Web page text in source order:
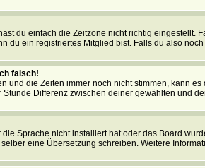
du einfach die Zeitzone nicht richtig
du ein registriertes Mitglied bist. Falls du also
falsch!
und die Zeiten immer noch nicht stimmen, kann
Differenz zwischen deiner gewählten und
Sprache nicht installiert hat oder das Board
eine Übersetzung schreiben. Weitere